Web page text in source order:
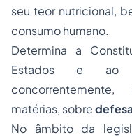
seu teor nutricional,
consumo humano.
Determina a
Estados e ao
matérias, sobre
No âmbito da